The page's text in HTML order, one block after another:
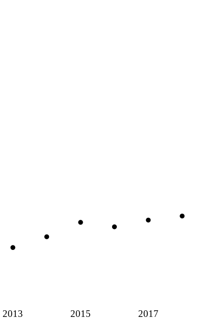
2013 2015 2017